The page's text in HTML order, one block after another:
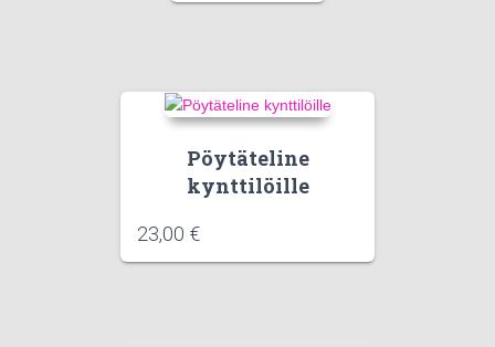
Pöytäteline
kynttilöille
23,00 €